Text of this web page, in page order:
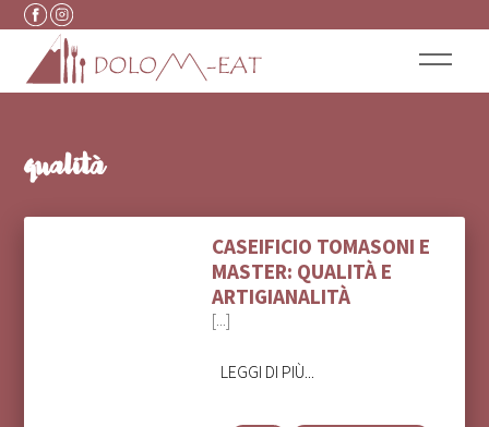
Vai al contenuto
qualità
CASEIFICIO TOMASONI E
MASTER: QUALITÀ E
ARTIGIANALITÀ
[...]
LEGGI DI PIÙ...